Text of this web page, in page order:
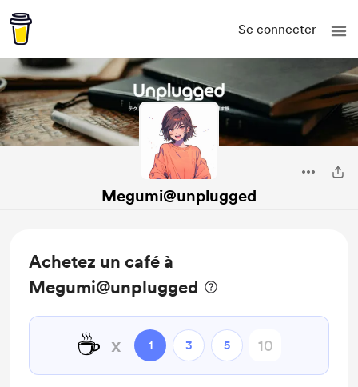
Se connecter
Megumi@unplugged
Achetez un café à
Megumi@unplugged
☕ x 1 3 5